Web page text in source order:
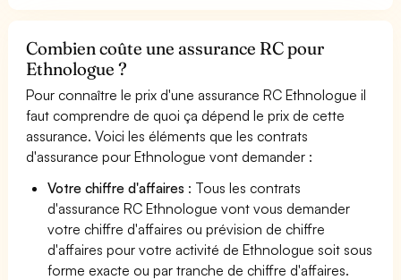
Combien coûte une assurance RC pour
Ethnologue ?
Pour connaître le prix d'une assurance RC Ethnologue il
faut comprendre de quoi ça dépend le prix de cette
assurance. Voici les éléments que les contrats
d'assurance pour Ethnologue vont demander :
Votre chiffre d'affaires : Tous les contrats
d'assurance RC Ethnologue vont vous demander
votre chiffre d'affaires ou prévision de chiffre
d'affaires pour votre activité de Ethnologue soit sous
forme exacte ou par tranche de chiffre d'affaires.